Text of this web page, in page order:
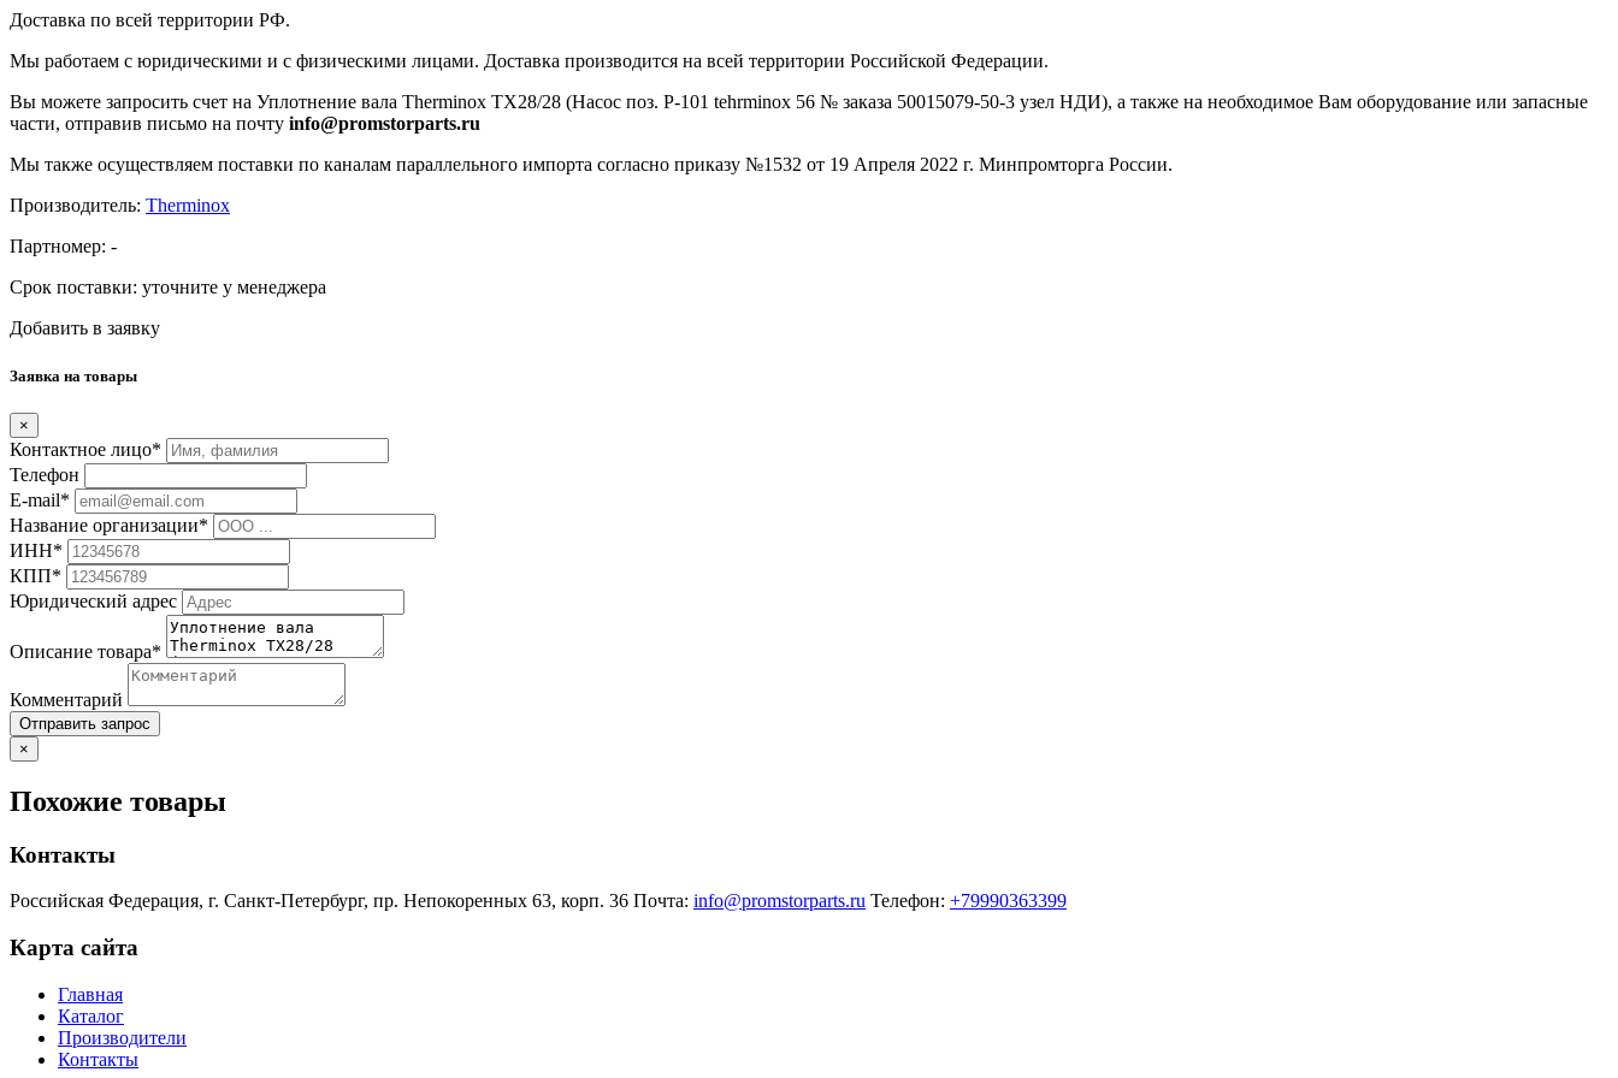
Доставка по всей территории РФ.
Мы работаем с юридическими и с физическими лицами. Доставка производится на всей территории Российской Федерации.
Вы можете запросить счет на Уплотнение вала Therminox TX28/28 (Насос поз. Р-101 tehrminox 56 № заказа 50015079-50-3 узел НДИ), а также на необходимое Вам оборудование или запасные
части, отправив письмо на почту info@promstorparts.ru
Мы также осуществляем поставки по каналам параллельного импорта согласно приказу №1532 от 19 Апреля 2022 г. Минпромторга России.
Производитель: Therminox
Партномер: -
Срок поставки: уточните у менеджера
Добавить в заявку
Заявка на товары
×
Контактное лицо*
Телефон
E-mail*
Название организации*
ИНН*
КПП*
Юридический адрес
Описание товара*
Комментарий
Отправить запрос
×
Похожие товары
Контакты
Российская Федерация, г. Санкт-Петербург, пр. Непокоренных 63, корп. 36 Почта: info@promstorparts.ru Телефон: +79990363399
Карта сайта
Главная
Каталог
Производители
Контакты